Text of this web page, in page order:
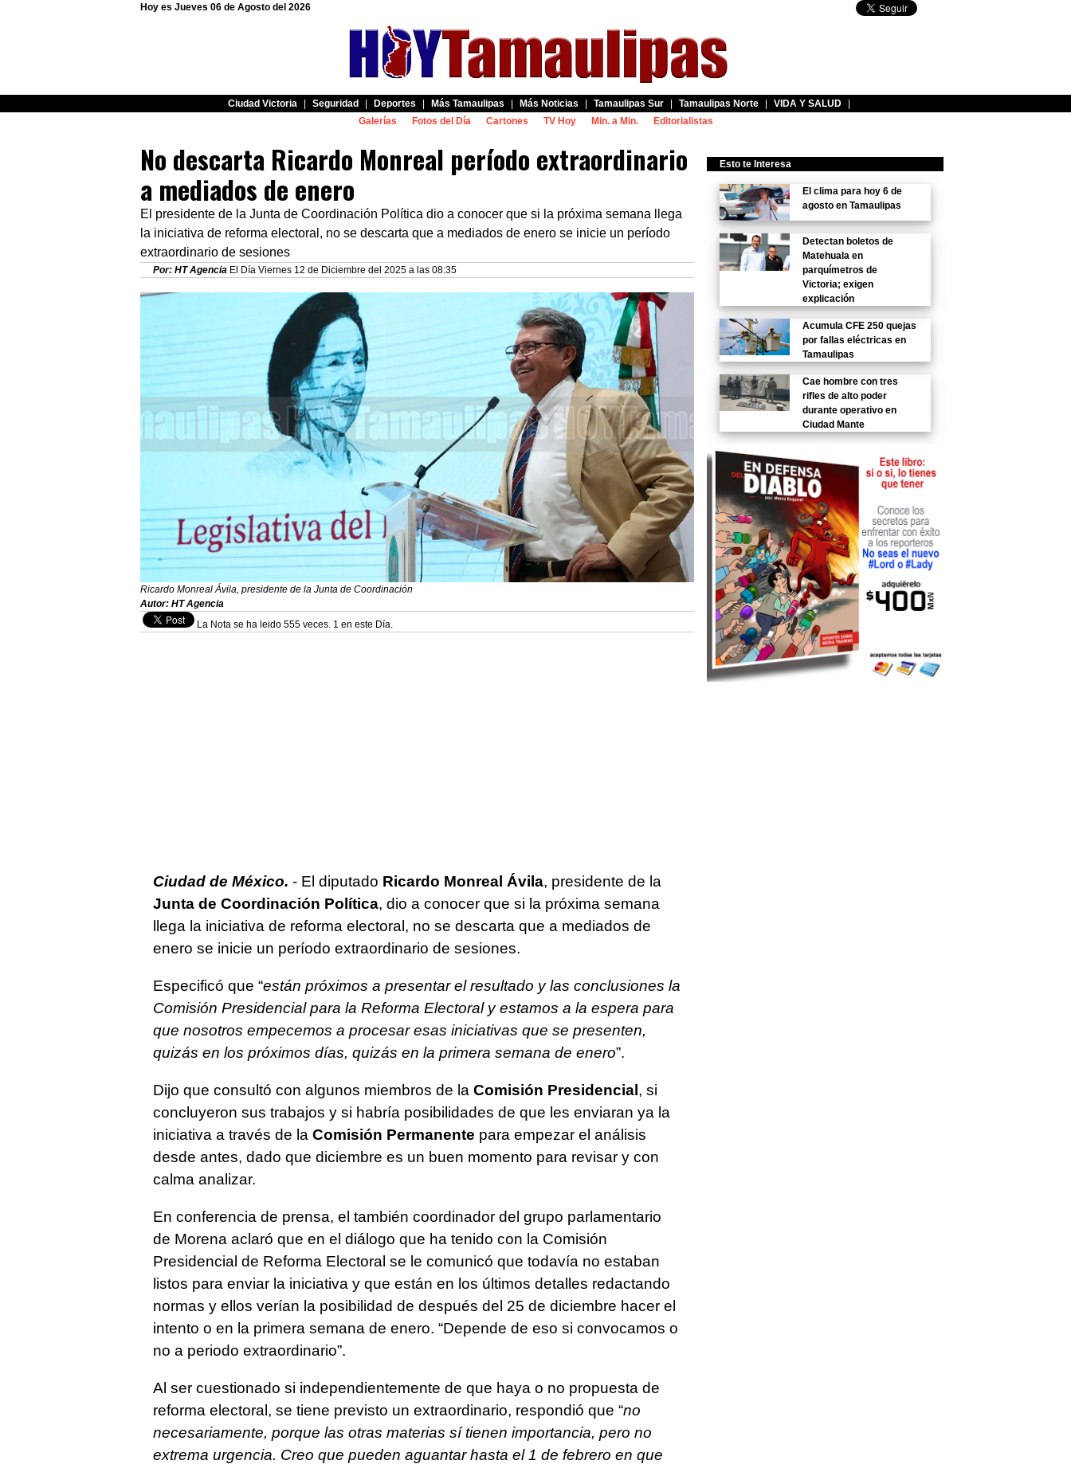
Hoy es Jueves 06 de Agosto del 2026
Ciudad Victoria Seguridad Deportes Más Tamaulipas Más Noticias Tamaulipas Sur Tamaulipas Norte VIDA Y SALUD
Galerías
Fotos del Día Cartones TV Hoy Min. a Min. Editorialistas
No descarta Ricardo Monreal período extraordinario
a mediados de enero
El presidente de la Junta de Coordinación Política dio a conocer que si la próxima semana llega
la iniciativa de reforma electoral, no se descarta que a mediados de enero se inicie un período
extraordinario de sesiones
Por: HT Agencia El Día Viernes 12 de Diciembre del 2025 a las 08:35
Ricardo Monreal Ávila, presidente de la Junta de Coordinación
Autor: HT Agencia
La Nota se ha leido 555 veces. 1 en este Día.
Ciudad de México. - El diputado Ricardo Monreal Ávila, presidente de la
Junta de Coordinación Política, dio a conocer que si la próxima semana
llega la iniciativa de reforma electoral, no se descarta que a mediados de
enero se inicie un período extraordinario de sesiones.
Especificó que “están próximos a presentar el resultado y las conclusiones la
Comisión Presidencial para la Reforma Electoral y estamos a la espera para
que nosotros empecemos a procesar esas iniciativas que se presenten,
quizás en los próximos días, quizás en la primera semana de enero”.
Dijo que consultó con algunos miembros de la Comisión Presidencial , si
concluyeron sus trabajos y si habría posibilidades de que les enviaran ya la
iniciativa a través de la Comisión Permanente para empezar el análisis
desde antes, dado que diciembre es un buen momento para revisar y con
calma analizar.
En conferencia de prensa, el también coordinador del grupo parlamentario
de Morena aclaró que en el diálogo que ha tenido con la Comisión
Presidencial de Reforma Electoral se le comunicó que todavía no estaban
listos para enviar la iniciativa y que están en los últimos detalles redactando
normas y ellos verían la posibilidad de después del 25 de diciembre hacer el
intento o en la primera semana de enero. “Depende de eso si convocamos o
no a periodo extraordinario”.
Al ser cuestionado si independientemente de que haya o no propuesta de
reforma electoral, se tiene previsto un extraordinario, respondió que “no
necesariamente, porque las otras materias sí tienen importancia, pero no
extrema urgencia. Creo que pueden aguantar hasta el 1 de febrero en que
Esto te Interesa
El clima para hoy 6 de
agosto en Tamaulipas
Detectan boletos de
Matehuala en
parquímetros de
Victoria; exigen
explicación
Acumula CFE 250 quejas
por fallas eléctricas en
Tamaulipas
Cae hombre con tres
rifles de alto poder
durante operativo en
Ciudad Mante